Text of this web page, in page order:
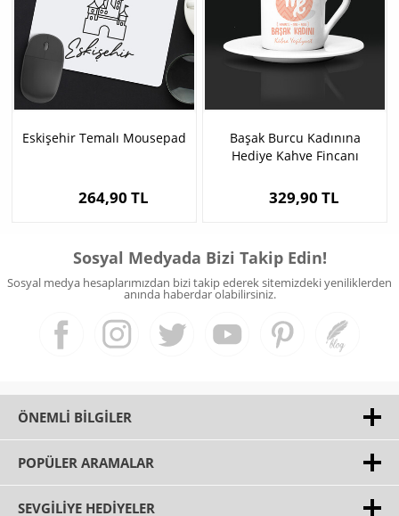
Eskişehir Temalı Mousepad
264,90 TL
Başak Burcu Kadınına
Hediye Kahve Fincanı
329,90 TL
Sosyal Medyada Bizi Takip Edin!
Sosyal medya hesaplarımızdan bizi takip ederek sitemizdeki yeniliklerden
anında haberdar olabilirsiniz.
ÖNEMLI BILGILER
POPÜLER ARAMALAR
SEVGILIYE HEDIYELER